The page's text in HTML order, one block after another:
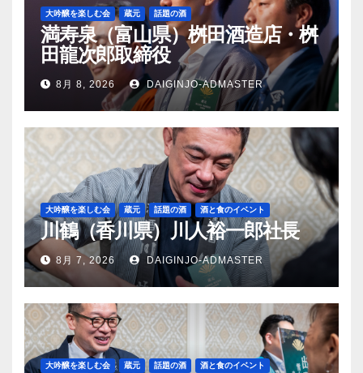
大吟醸を楽しむ会 蔵元 話題の酒
満寿泉（富山県）桝田酒造店・桝
田龍次郎取締役
8月 8, 2026 DAIGINJO-ADMASTER
大吟醸を楽しむ会 蔵元 話題の酒 酒と食のイベント
川鶴（香川県）川人裕一郎社長
8月 7, 2026 DAIGINJO-ADMASTER
大吟醸を楽しむ会 蔵元 話題の酒 酒と食のイベント